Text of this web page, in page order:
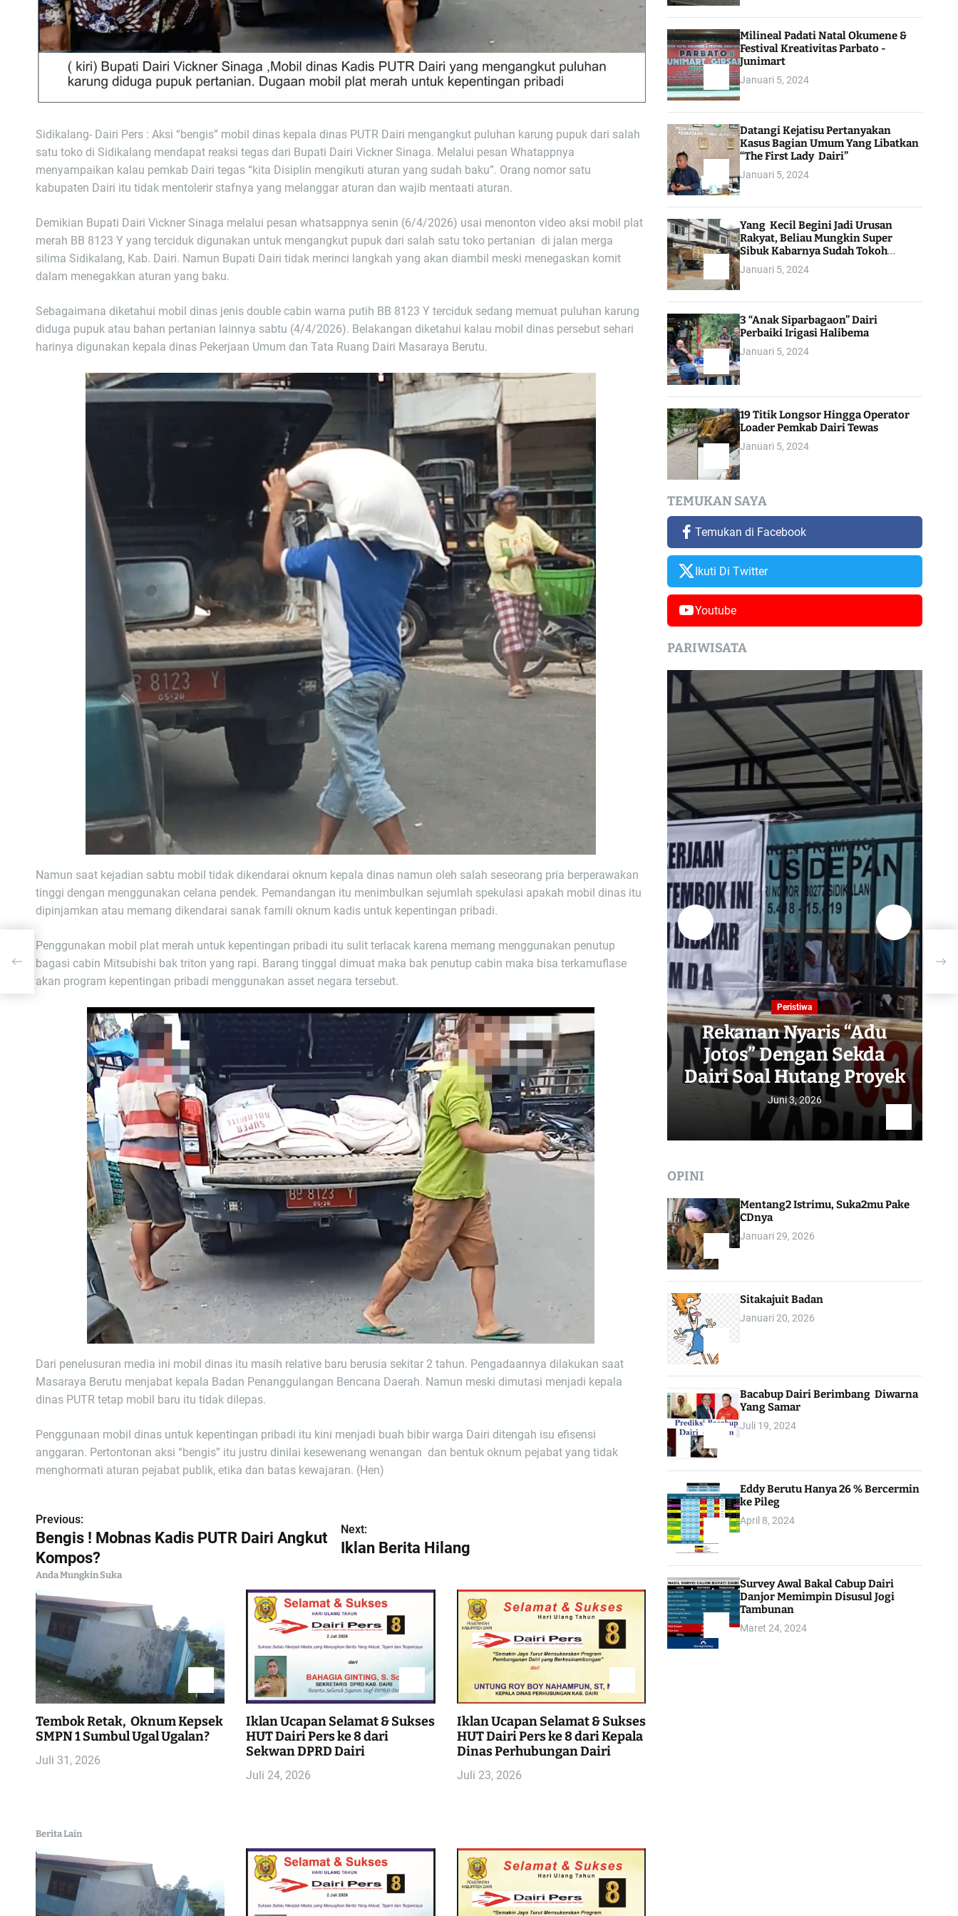
Sidikalang- Dairi Pers : Aksi “bengis” mobil dinas kepala dinas PUTR Dairi mengangkut puluhan karung pupuk dari salah
satu toko di Sidikalang mendapat reaksi tegas dari Bupati Dairi Vickner Sinaga. Melalui pesan Whatappnya
menyampaikan kalau pemkab Dairi tegas “kita Disiplin mengikuti aturan yang sudah baku”. Orang nomor satu
kabupaten Dairi itu tidak mentolerir stafnya yang melanggar aturan dan wajib mentaati aturan.
Demikian Bupati Dairi Vickner Sinaga melalui pesan whatsappnya senin (6/4/2026) usai menonton video aksi mobil plat
merah BB 8123 Y yang terciduk digunakan untuk mengangkut pupuk dari salah satu toko pertanian di jalan merga
silima Sidikalang, Kab. Dairi. Namun Bupati Dairi tidak merinci langkah yang akan diambil meski menegaskan komit
dalam menegakkan aturan yang baku.
Sebagaimana diketahui mobil dinas jenis double cabin warna putih BB 8123 Y terciduk sedang memuat puluhan karung
diduga pupuk atau bahan pertanian lainnya sabtu (4/4/2026). Belakangan diketahui kalau mobil dinas persebut sehari
harinya digunakan kepala dinas Pekerjaan Umum dan Tata Ruang Dairi Masaraya Berutu.
Namun saat kejadian sabtu mobil tidak dikendarai oknum kepala dinas namun oleh salah seseorang pria berperawakan
tinggi dengan menggunakan celana pendek. Pemandangan itu menimbulkan sejumlah spekulasi apakah mobil dinas itu
dipinjamkan atau memang dikendarai sanak famili oknum kadis untuk kepentingan pribadi.
Penggunakan mobil plat merah untuk kepentingan pribadi itu sulit terlacak karena memang menggunakan penutup
bagasi cabin Mitsubishi bak triton yang rapi. Barang tinggal dimuat maka bak penutup cabin maka bisa terkamuflase
akan program kepentingan pribadi menggunakan asset negara tersebut.
Dari penelusuran media ini mobil dinas itu masih relative baru berusia sekitar 2 tahun. Pengadaannya dilakukan saat
Masaraya Berutu menjabat kepala Badan Penanggulangan Bencana Daerah. Namun meski dimutasi menjadi kepala
dinas PUTR tetap mobil baru itu tidak dilepas.
Penggunaan mobil dinas untuk kepentingan pribadi itu kini menjadi buah bibir warga Dairi ditengah isu efisensi
anggaran. Pertontonan aksi “bengis” itu justru dinilai kesewenang wenangan dan bentuk oknum pejabat yang tidak
menghormati aturan pejabat publik, etika dan batas kewajaran. (Hen)
N
a
v
i
g
a
s
i
p
s
Previous:
Bengis ! Mobnas Kadis PUTR Dairi Angkut
Kompos?
Next:
Iklan Berita Hilang
Anda Mungkin Suka
Tembok Retak, Oknum Kepsek
SMPN 1 Sumbul Ugal Ugalan?
Juli 31, 2026
Iklan Ucapan Selamat & Sukses
HUT Dairi Pers ke 8 dari
Sekwan DPRD Dairi
Juli 24, 2026
Iklan Ucapan Selamat & Sukses
HUT Dairi Pers ke 8 dari Kepala
Dinas Perhubungan Dairi
Juli 23, 2026
Berita Lain
Milineal Padati Natal Okumene &
Festival Kreativitas Parbato -
Junimart
Januari 5, 2024
Datangi Kejatisu Pertanyakan
Kasus Bagian Umum Yang Libatkan
“The First Lady Dairi”
Januari 5, 2024
Yang Kecil Begini Jadi Urusan
Rakyat, Beliau Mungkin Super
Sibuk Kabarnya Sudah Tokoh
Indonesia
Januari 5, 2024
3 “Anak Siparbagaon” Dairi
Perbaiki Irigasi Halibema
Januari 5, 2024
19 Titik Longsor Hingga Operator
Loader Pemkab Dairi Tewas
Januari 5, 2024
TEMUKAN SAYA
Temukan di Facebook
Ikuti Di Twitter
Youtube
PARIWISATA
Peristiwa
Rekanan Nyaris “Adu
Jotos” Dengan Sekda
Dairi Soal Hutang Proyek
Juni 3, 2026
OPINI
Mentang2 Istrimu, Suka2mu Pake
CDnya
Januari 29, 2026
Sitakajuit Badan
Januari 20, 2026
Bacabup Dairi Berimbang Diwarna
Yang Samar
Juli 19, 2024
Eddy Berutu Hanya 26 % Bercermin
ke Pileg
April 8, 2024
Survey Awal Bakal Cabup Dairi
Danjor Memimpin Disusul Jogi
Tambunan
Maret 24, 2024